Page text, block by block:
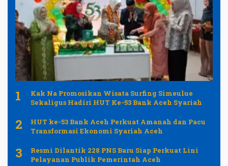
1
Kak Na Promosikan Wisata Surfing Simeulue
Sekaligus Hadiri HUT Ke-53 Bank Aceh Syariah
2
HUT ke-53 Bank Aceh Perkuat Amanah dan Pacu
Transformasi Ekonomi Syariah Aceh
3
Resmi Dilantik 228 PNS Baru Siap Perkuat Lini
Pelayanan Publik Pemerintah Aceh